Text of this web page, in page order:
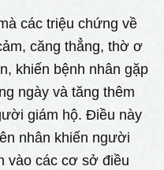
các triệu chứng về
căng thẳng, thờ ơ
khiến bệnh nhân gặp
ngày và tăng thêm
giám hộ. Điều này
nhân khiến người
vào các cơ sở điều